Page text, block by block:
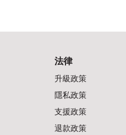
法律
升級政策
隱私政策
支援政策
退款政策